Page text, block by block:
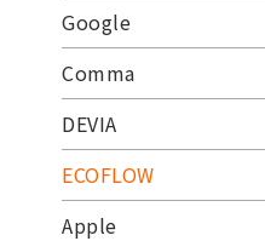
Google
Comma
DEVIA
ECOFLOW
Apple